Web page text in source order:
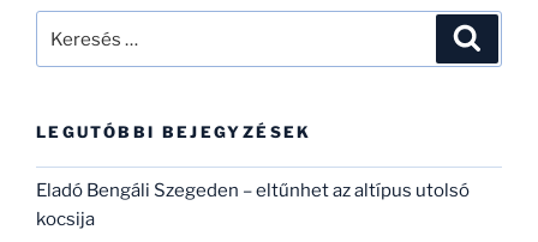
LEGUTÓBBI BEJEGYZÉSEK
Eladó Bengáli Szegeden – eltűnhet az altípus utolsó
kocsija